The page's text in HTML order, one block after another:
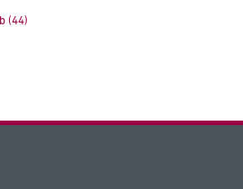
(44)